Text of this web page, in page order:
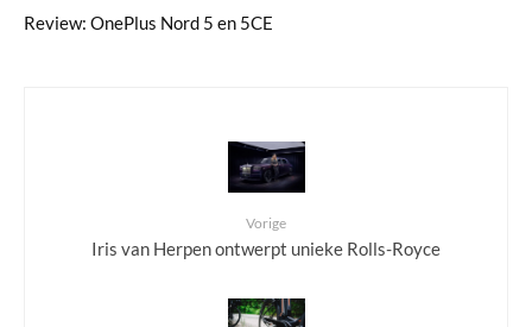
Review: OnePlus Nord 5 en 5CE
Vorige
Iris van Herpen ontwerpt unieke Rolls-Royce